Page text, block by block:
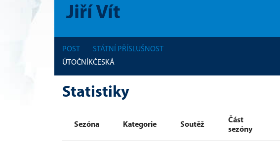
Jiří Vít
POST
ÚTOČNÍK
STÁTNÍ PŘÍSLUŠNOST
ČESKÁ
Statistiky
Sezóna Kategorie Soutěž
Část
sezóny